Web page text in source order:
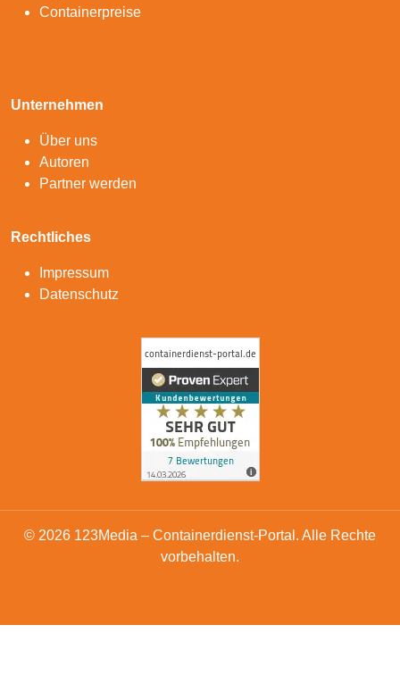
Containerpreise
Unternehmen
Über uns
Autoren
Partner werden
Rechtliches
Impressum
Datenschutz
© 2026 123Media – Containerdienst-Portal. Alle Rechte
vorbehalten.